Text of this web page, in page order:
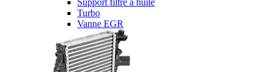
Support filtre à huile
Turbo
Vanne EGR